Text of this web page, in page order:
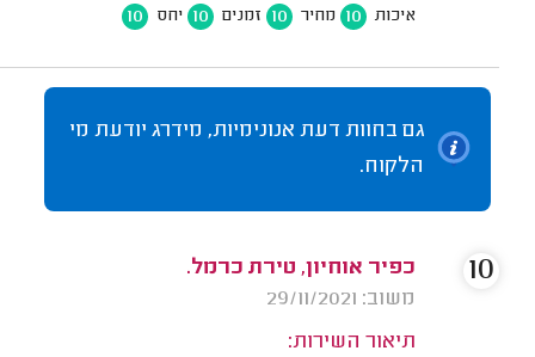
איכות 10 מחיר 10 זמנים 10 יחס 10
גם בחוות דעת אנונימיות, מידרג יודעת מי
הלקוח.
כפיר אוחיון, טירת כרמל.
משוב: 29/11/2021
תיאור השירות:
10